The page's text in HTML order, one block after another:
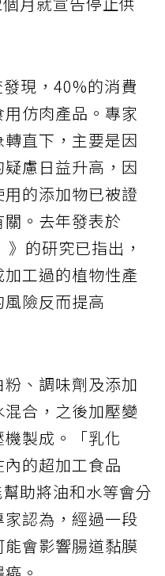
現，40%的消費
仿肉產品。專家
直下，主要是因
疑慮日益升高，因
的添加物已被證
。去年發表於
的研究已指出，
工過的植物性產
險反而提高
、調味劑及添加
合，之後加壓變
製成。「乳化
的超加工食品
幫助將油和水等會分
認為，經過一段
會影響腸道黏膜